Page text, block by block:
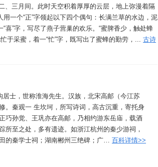
、三月间。此时天空积着厚厚的云层，地上弥漫着隔
一个“正”字领起以下四个偶句：长满兰草的水边，泥
”字，写尽了燕子营巢的欢乐。“蜜脾香少，触处蜂
于采蜜，着一“忙”字，既写出了蜜蜂的勤劳，... 古诗
士，世称淮海先生。汉族，北宋高邮（今江苏
。秦观一 生坎坷，所写诗词，高古沉重，寄托身
巧孙觉、王巩亦在高邮，乃相约游东岳庙，载酒
至之处，多有遗迹。如浙江杭州的秦少游祠，
的秦学士祠；湖南郴州三绝碑；广… 百科详情>>